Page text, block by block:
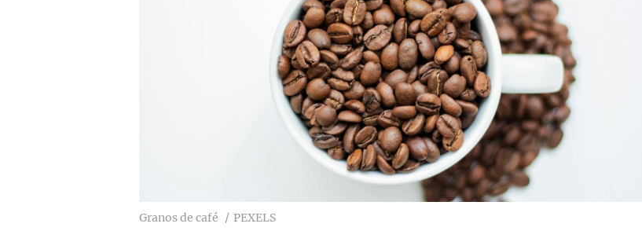
Granos de café PEXELS